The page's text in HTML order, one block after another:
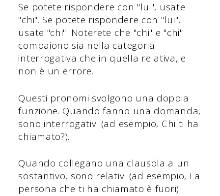
Se potete rispondere con "lui", usate
"chi". Se potete rispondere con "lui",
usate "chi". Noterete che "chi" e "chi"
compaiono sia nella categoria
interrogativa che in quella relativa, e
non è un errore.
Questi pronomi svolgono una doppia
funzione. Quando fanno una domanda,
sono interrogativi (ad esempio, Chi ti ha
chiamato?).
Quando collegano una clausola a un
sostantivo, sono relativi (ad esempio, La
persona che ti ha chiamato è fuori).